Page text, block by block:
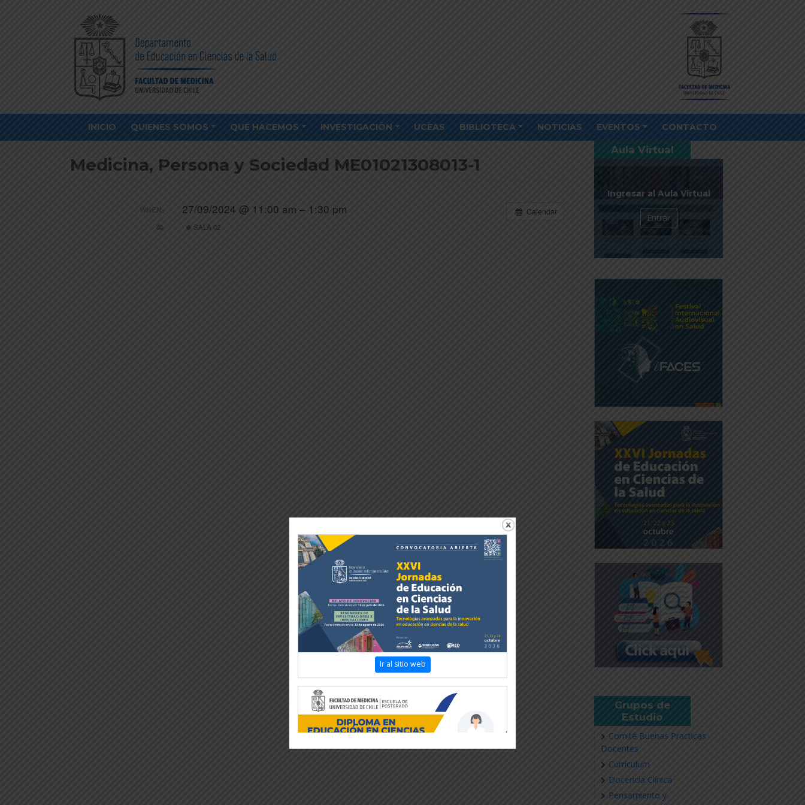
INICIO QUIENES SOMOS QUE HACEMOS INVESTIGACIÓN UCEAS BIBLIOTECA NOTICIAS EVENTOS CONTACTO
Medicina, Persona y Sociedad ME01021308013-1
Calendar
WHEN: 27/09/2024 @ 11:00 am – 1:30 pm
SALA 02
Aula Virtual
Ingresar al Aula Virtual
Entrar
Grupos de
Estudio
Comité Buenas Practicas
Docentes
Currículum
Docencia Clínica
Pensamiento y
Ir al sitio web